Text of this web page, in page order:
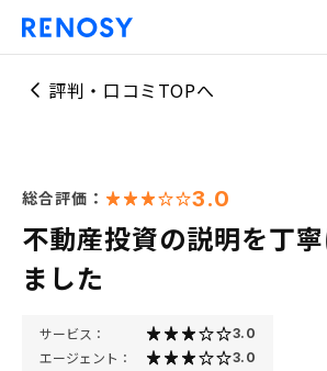
評判・口コミTOPへ
総合評価： 3.0
不動産投資の説明を丁
ました
サービス： 3.0
エージェント： 3.0